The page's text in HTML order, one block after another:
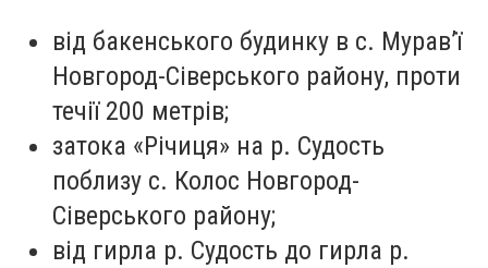
від бакенського будинку в с. Мурав’ї
Новгород-Сіверського району, проти
течії 200 метрів;
затока «Річиця» на р. Судость
поблизу с. Колос Новгород-
Сіверського району;
від гирла р. Судость до гирла р.